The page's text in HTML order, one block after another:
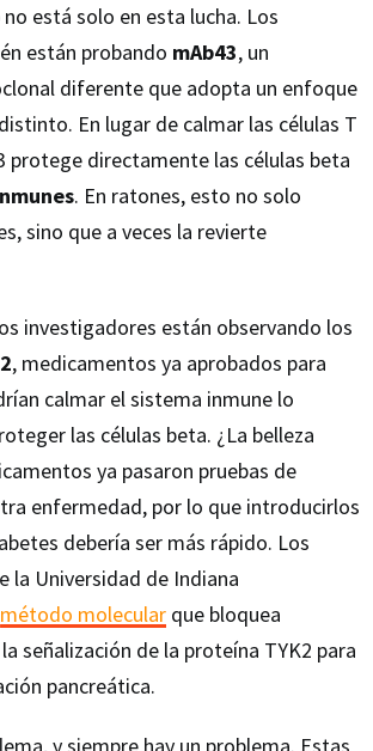
está solo en esta lucha. Los
están probando mAb43, un
diferente que adopta un enfoque
En lugar de calmar las células T
protege directamente las células beta
. En ratones, esto no solo
sino que a veces la revierte
investigadores están observando los
, medicamentos ya aprobados para
calmar el sistema inmune lo
las células beta. ¿La belleza
ya pasaron pruebas de
enfermedad, por lo que introducirlos
debería ser más rápido. Los
la Universidad de Indiana
método molecular que bloquea
señalización de la proteína TYK2 para
pancreática.
y siempre hay un problema. Estas